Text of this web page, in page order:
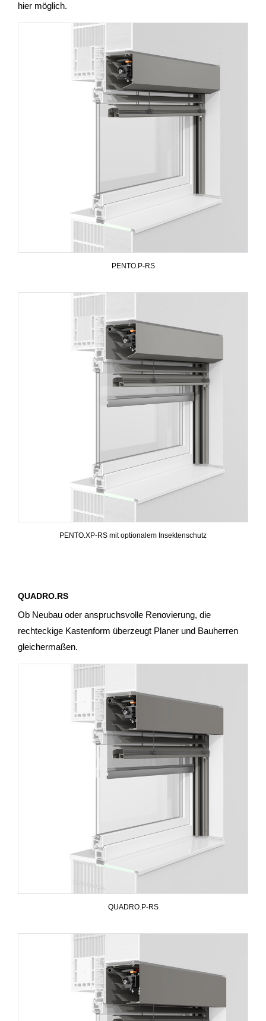
hier möglich.
PENTO.P-RS
PENTO.XP-RS mit optionalem Insektenschutz
QUADRO.RS
Ob Neubau oder anspruchsvolle Renovierung, die
rechteckige Kastenform überzeugt Planer und Bauherren
gleichermaßen.
QUADRO.P-RS